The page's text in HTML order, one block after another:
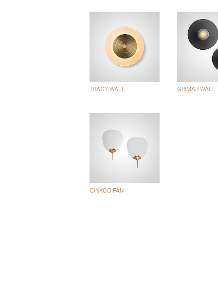
TRACY WALL GRIMAR WALL
GINKGO FAN